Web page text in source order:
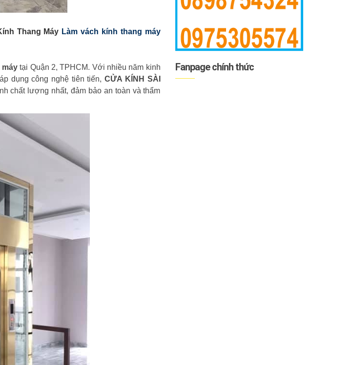
Thang Máy Làm vách kính thang máy
máy tại Quận 2, TPHCM. Với nhiều năm kinh
dụng công nghệ tiên tiến,CỬA KÍNH SÀI
chất lượng nhất, đảm bảo an toàn và thẩm
Fanpage chính thức